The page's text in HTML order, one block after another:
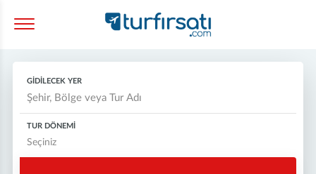
GİDİLECEK YER
TUR DÖNEMİ